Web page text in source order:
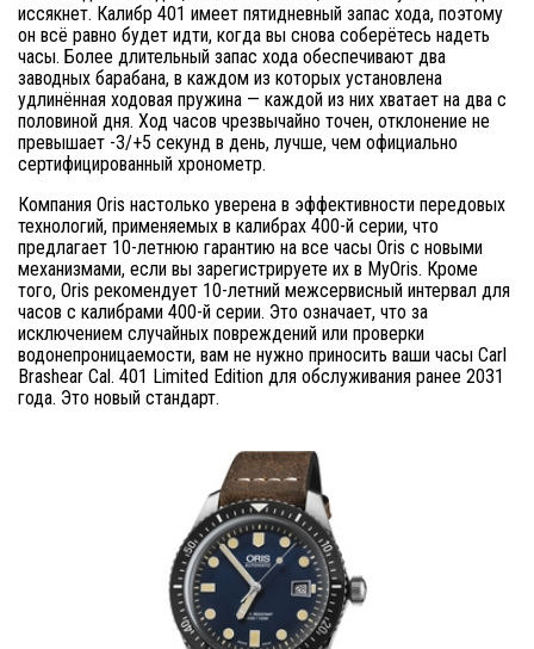
иссякнет. Калибр 401 имеет пятидневный запас хода, поэтому
он всё равно будет идти, когда вы снова соберётесь надеть
часы. Более длительный запас хода обеспечивают два
заводных барабана, в каждом из которых установлена
удлинённая ходовая пружина — каждой из них хватает на два с
половиной дня. Ход часов чрезвычайно точен, отклонение не
превышает -3/+5 секунд в день, лучше, чем официально
сертифицированный хронометр.
Компания Oris настолько уверена в эффективности передовых
технологий, применяемых в калибрах 400-й серии, что
предлагает 10-летнюю гарантию на все часы Oris с новыми
механизмами, если вы зарегистрируете их в MyOris. Кроме
того, Oris рекомендует 10-летний межсервисный интервал для
часов с калибрами 400-й серии. Это означает, что за
исключением случайных повреждений или проверки
водонепроницаемости, вам не нужно приносить ваши часы Carl
Brashear Cal. 401 Limited Edition для обслуживания ранее 2031
года. Это новый стандарт.